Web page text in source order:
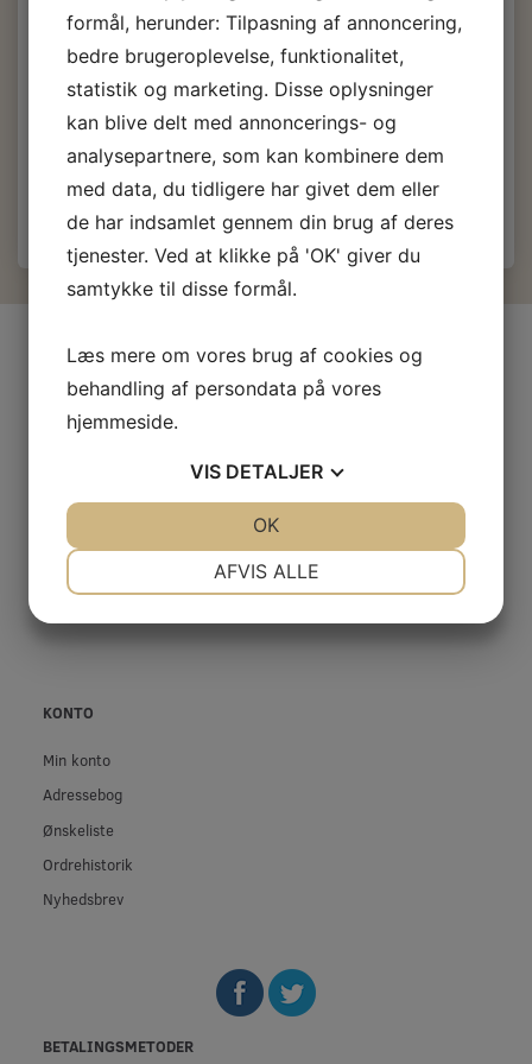
145,00 DKKm/Moms
u/Moms
Læg i kurv
Firma profil
Kontakt os
Betingelser & Vilkår
Fortrydelsesret
Privatliv- og cookiepolitik
KONTO
Min konto
Adressebog
Ønskeliste
Ordrehistorik
Nyhedsbrev
BETALINGSMETODER
formål, herunder: Tilpasning af annoncering,
bedre brugeroplevelse, funktionalitet,
statistik og marketing. Disse oplysninger
kan blive delt med annoncerings- og
analysepartnere, som kan kombinere dem
med data, du tidligere har givet dem eller
de har indsamlet gennem din brug af deres
tjenester. Ved at klikke på 'OK' giver du
samtykke til disse formål.
Læs mere om vores brug af cookies og
behandling af persondata på vores
hjemmeside.
VIS DETALJER
AFVIS ALLE
OK